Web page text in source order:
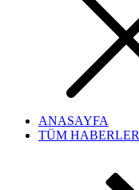
ANASAYFA
TÜM HABERLER